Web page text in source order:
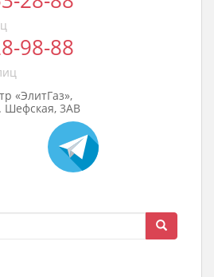
98-88
«ЭлитГаз»,
Шефская, 3АВ